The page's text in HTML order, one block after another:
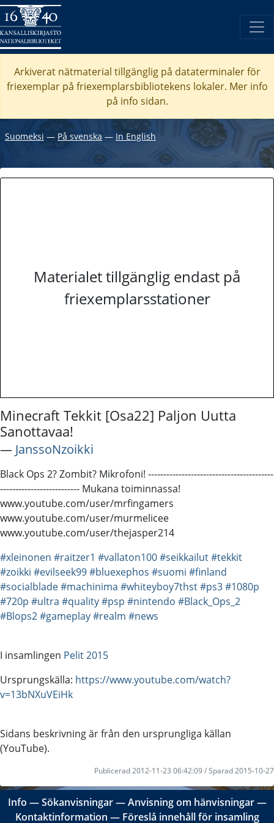
Arkiverat nätmaterial tillgänglig på dataterminaler för
friexemplar på friexemplarsbibliotekens lokaler. Mer info
på info sidan.
Suomeksi ― På svenska ― In English
Materialet tillgänglig endast på
friexemplarsstationer
Minecraft Tekkit [Osa22] Paljon Uutta
Sanottavaa!
― JanssoNzoikki
Black Ops 2? Zombit? Mikrofoni! -----------------------------------------
-------------------------- Mukana toiminnassa!
www.youtube.com/user/mrfingamers
www.youtube.com/user/murmelicee
www.youtube.com/user/thejasper214
#xleinonen #raitzer1 #vallaton100#seikkailut#tekkit
#zoikki #evilseek99#bluexephos #suomi #finland
#socialblade#machinima #whiteyboy7thst#ps3#1080p
#720p #ultra #quality#psp #nintendo #Black_Ops_2
#Blops2#gameplay#realm #news
I insamlingen Pelit 2015
Ursprungskälla: https://www.youtube.com/watch?
v=13bNXuVEiHk
Sidans beskrivning är från den ursprungliga källan
(YouTube).
Publicerad 2012-11-23 06:42:09 / Sparad 2015-10-27
Info ―Sökanvisningar―Anvisning om hänvisningar―
Kontaktinformation ― Föreslå innehåll för insamling